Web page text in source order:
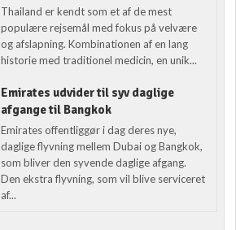
Thailand er kendt som et af de mest
populære rejsemål med fokus på velvære
og afslapning. Kombinationen af en lang
historie med traditionel medicin, en unik...
Emirates udvider til syv daglige
afgange til Bangkok
Emirates offentliggør i dag deres nye,
daglige flyvning mellem Dubai og Bangkok,
som bliver den syvende daglige afgang.
Den ekstra flyvning, som vil blive serviceret
af...